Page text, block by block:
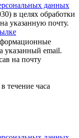
данных
в целях обработки
указанную почту.
email.
на почту
течение часа